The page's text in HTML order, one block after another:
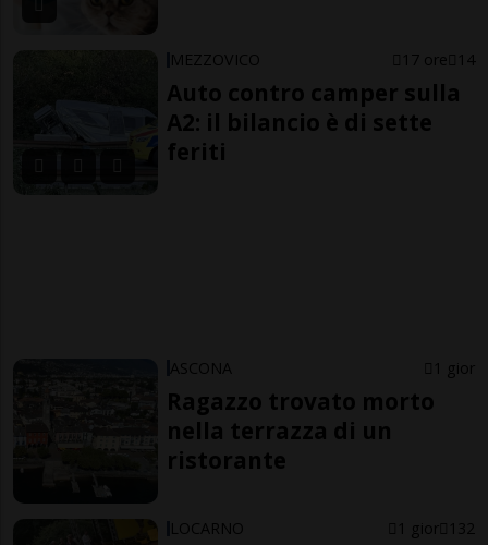
MEZZOVICO 17 ore 14
Auto contro camper sulla
A2: il bilancio è di sette
feriti
ASCONA 1 gior
Ragazzo trovato morto
nella terrazza di un
ristorante
LOCARNO 1 gior 132